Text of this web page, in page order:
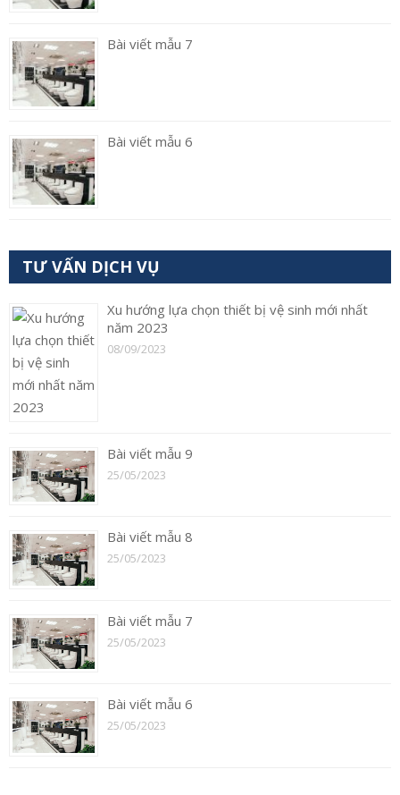
Bài viết mẫu 7
Bài viết mẫu 6
TƯ VẤN DỊCH VỤ
Xu hướng lựa chọn thiết bị vệ sinh mới nhất
năm 2023
08/09/2023
Bài viết mẫu 9
25/05/2023
Bài viết mẫu 8
25/05/2023
Bài viết mẫu 7
25/05/2023
Bài viết mẫu 6
25/05/2023